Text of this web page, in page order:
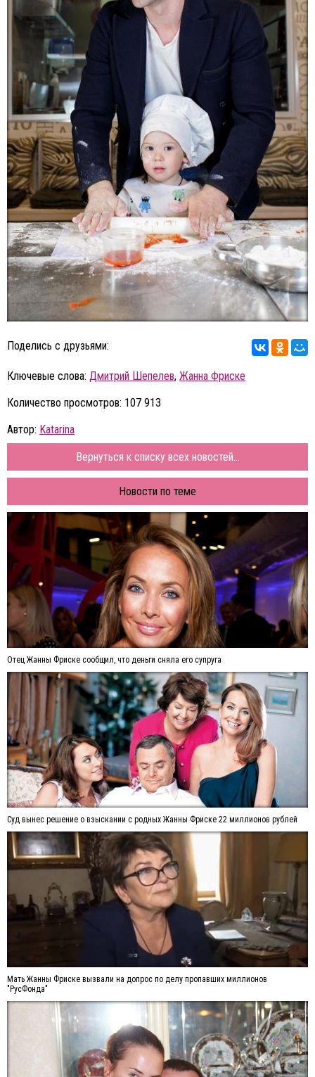
Поделись с друзьями:
Ключевые слова: Дмитрий Шепелев, Жанна Фриске
Количество просмотров: 107 913
Автор: Katarina
Вернуться к списку всех новостей...
Новости по теме
Отец Жанны Фриске сообщил, что деньги сняла его супруга
Суд вынес решение о взыскании с родных Жанны Фриске 22 миллионов рублей
Мать Жанны Фриске вызвали на допрос по делу пропавших миллионов
"РусФонда"